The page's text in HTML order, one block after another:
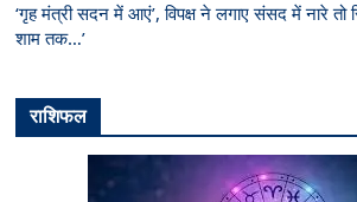
‘गृह मंत्री सदन में आएं’, विपक्ष ने लगाए संसद में नारे तो
शाम तक…’
राशिफल